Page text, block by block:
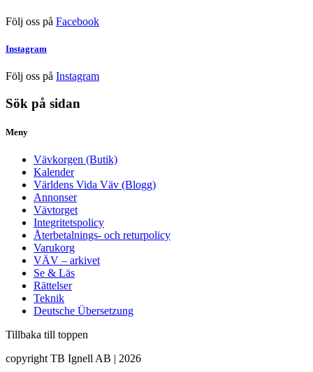
Följ oss på Facebook
Instagram
Följ oss på Instagram
Sök på sidan
Meny
Vävkorgen (Butik)
Kalender
Världens Vida Väv (Blogg)
Annonser
Vävtorget
Integritetspolicy
Återbetalnings- och returpolicy
Varukorg
VÄV – arkivet
Se & Läs
Rättelser
Teknik
Deutsche Übersetzung
Tillbaka till toppen
copyright TB Ignell AB | 2026